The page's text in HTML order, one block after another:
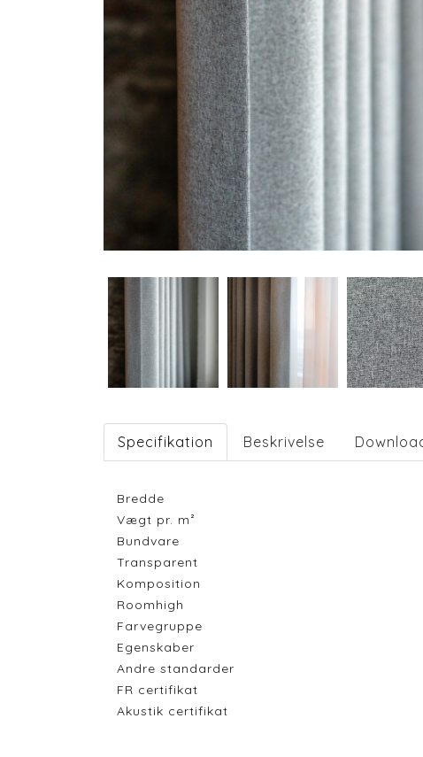
Specifikation Beskrivelse
Bredde
Vægt pr. m²
Bundvare
Transparent
Komposition
Roomhigh
Farvegruppe
Egenskaber
Andre standarder
FR certifikat
Akustik certifikat